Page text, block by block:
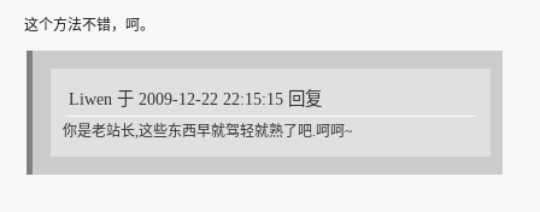
这个方法不错，呵。
Liwen 于 2009-12-22 22:15:15 回复
你是老站长,这些东西早就驾轻就熟了吧.呵呵~